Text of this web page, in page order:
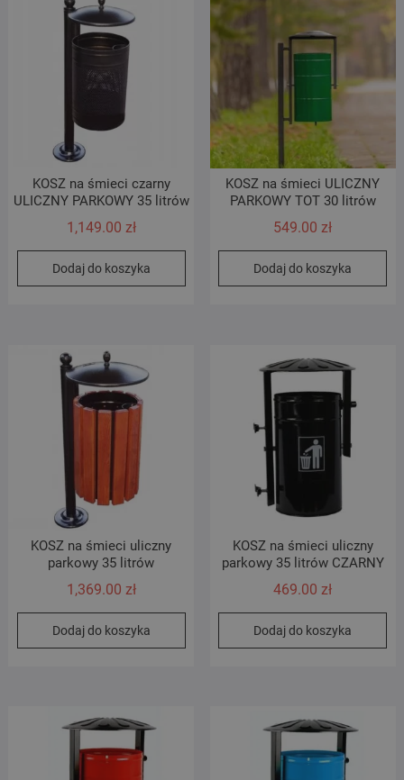
KOSZ na śmieci czarny
ULICZNY PARKOWY 35 litrów
1,149.00 zł
Dodaj do koszyka
KOSZ na śmieci ULICZNY
PARKOWY TOT 30 litrów
549.00zł
Dodaj do koszyka
KOSZ na śmieci uliczny
parkowy 35 litrów
1,369.00 zł
Dodaj do koszyka
KOSZ na śmieci uliczny
parkowy 35 litrów CZARNY
469.00zł
Dodaj do koszyka